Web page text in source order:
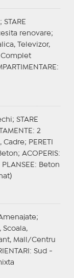
STARE
renovare;
Televizor,
Complet
:
STARE
: 2
Cadre; PERETI
ACOPERIS:
PLANSEE : Beton
Scoala,
Mall/Centru
: Sud -